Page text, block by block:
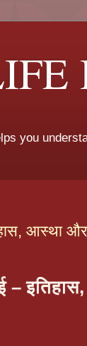
you
आस्था
–